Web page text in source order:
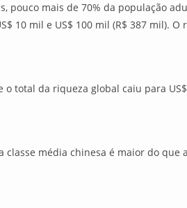
pouco mais de 70% da população
10 mil e US$ 100 mil (R$ 387 mil).
total da riqueza global caiu para
classe média chinesa é maior do